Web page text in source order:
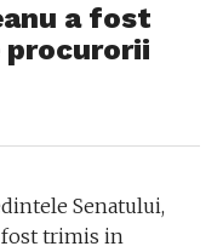
a fost
procurorii
Senatului,
fost trimis in